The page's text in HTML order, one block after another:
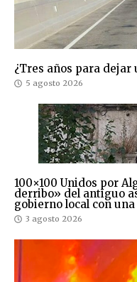
¿Tres años para dejar
5 agosto 2026
100×100 Unidos por
derribo» del antiguo
gobierno local con
3 agosto 2026